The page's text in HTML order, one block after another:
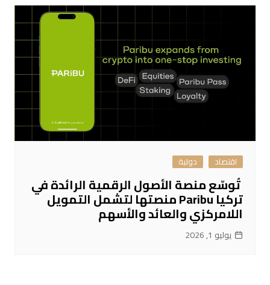
اقتصاد دولية
تُوسّع منصة الأصول الرقمية الرائدة في
تركيا Paribu منصتها لتشمل التمويل
اللامركزي والعائد والأسهم
يوليو 1, 2026